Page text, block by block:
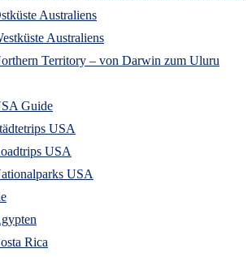
Australiens
Australiens
Territory – von Darwin zum Uluru
Guide
USA
USA
USA
Rica